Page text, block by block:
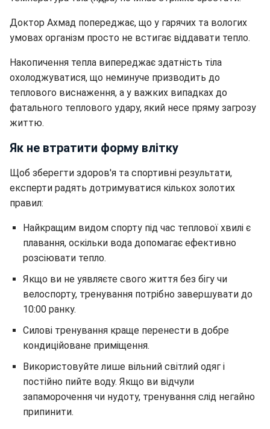
Доктор Ахмад попереджає, що у гарячих та вологих
умовах організм просто не встигає віддавати тепло.
Накопичення тепла випереджає здатність тіла
охолоджуватися, що неминуче призводить до
теплового виснаження, а у важких випадках до
фатального теплового удару, який несе пряму загрозу
життю.
Як не втратити форму влітку
Щоб зберегти здоров'я та спортивні результати,
експерти радять дотримуватися кількох золотих
правил:
Найкращим видом спорту під час теплової хвилі є
плавання, оскільки вода допомагає ефективно
розсіювати тепло.
Якщо ви не уявляєте свого життя без бігу чи
велоспорту, тренування потрібно завершувати до
10:00 ранку.
Силові тренування краще перенести в добре
кондиційоване приміщення.
Використовуйте лише вільний світлий одяг і
постійно пийте воду. Якщо ви відчули
запаморочення чи нудоту, тренування слід негайно
припинити.